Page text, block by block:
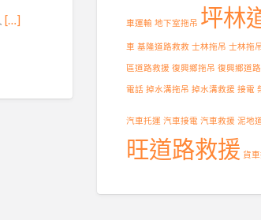
[…] 車運輸 地下室拖吊 坪林
車 基隆道路救救 士林拖吊 士林拖
區道路救援 復興鄉拖吊 復興鄉道
電話 掉水溝拖吊 掉水溝救援 接電
汽車托運 汽車接電 汽車救援 泥地
旺道路救援 貨